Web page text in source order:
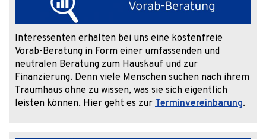
Interessenten erhalten bei uns eine kostenfreie
Vorab-Beratung in Form einer umfassenden und
neutralen Beratung zum Hauskauf und zur
Finanzierung. Denn viele Menschen suchen nach ihrem
Traumhaus ohne zu wissen, was sie sich eigentlich
leisten können. Hier geht es zur Terminvereinbarung.